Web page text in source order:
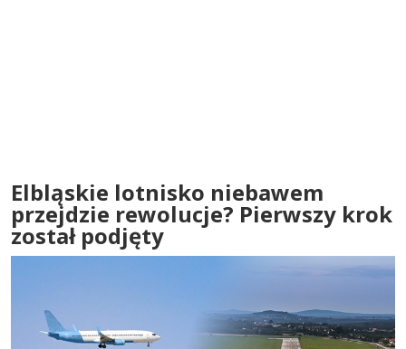
Elbląskie lotnisko niebawem
przejdzie rewolucje? Pierwszy krok
został podjęty